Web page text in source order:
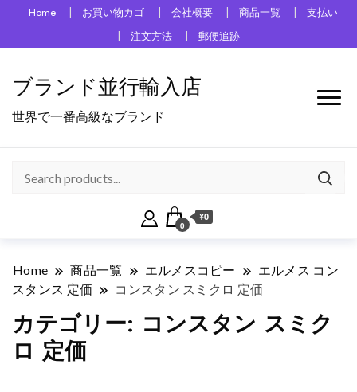
Home お買い物カゴ 会社概要 商品一覧
支払い
注文方法
郵便追跡
ブランド並行輸入店
世界で一番高級なブランド
0
¥0
Home 商品一覧 エルメスコピー
エルメス コン
スタンス 定価
コンスタン スミクロ 定価
カテゴリー: コンスタン スミク
ロ 定価